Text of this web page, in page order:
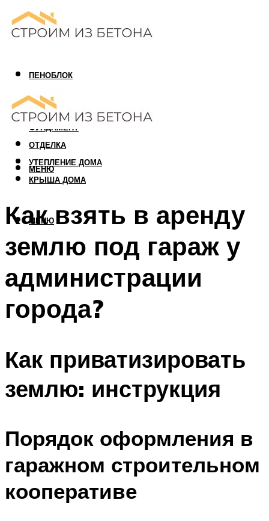
ПЕНОБЛОК
ГАЗОБЛОК
АРБОЛИТОВЫЙ БЛОК
ФУНДАМЕНТ
ОТДЕЛКА
УТЕПЛЕНИЕ ДОМА
КРЫША ДОМА
МЕНЮ
МЕНЮ
Как взять в аренду
землю под гараж у
администрации
города?
Как приватизировать
землю: инструкция
Порядок оформления в
гаражном строительном
кооперативе